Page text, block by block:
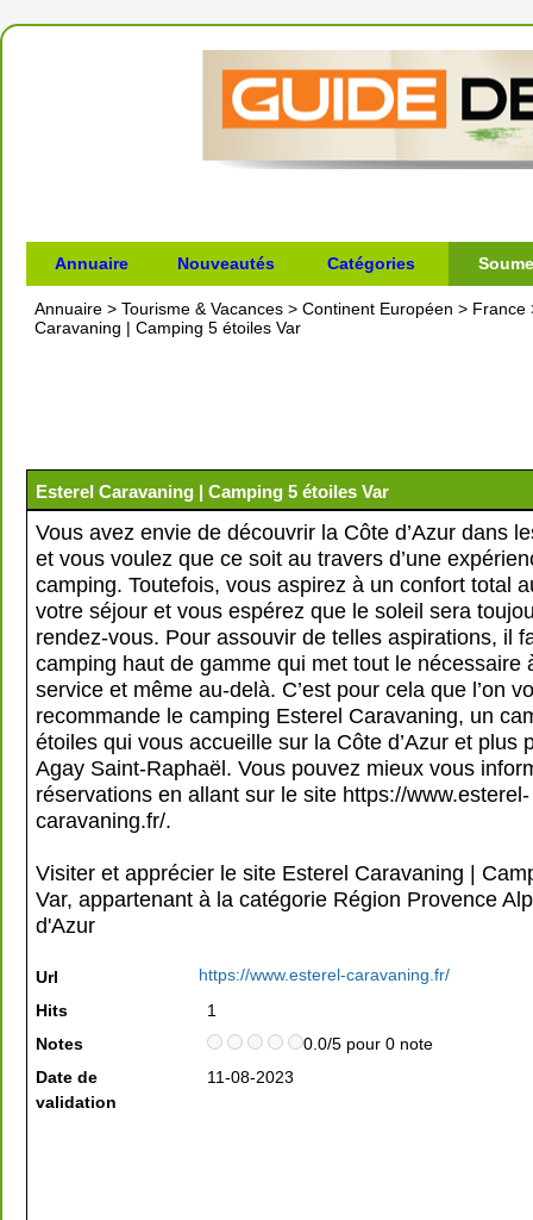
Annuaire Nouveautés Catégories
Annuaire > Tourisme & Vacances > Continent Européen > France
Caravaning | Camping 5 étoiles Var
Esterel Caravaning | Camping 5 étoiles Var
Vous avez envie de découvrir la Côte d’Azur dans
et vous voulez que ce soit au travers d’une
camping. Toutefois, vous aspirez à un confort total
votre séjour et vous espérez que le soleil sera
rendez-vous. Pour assouvir de telles aspirations, il
camping haut de gamme qui met tout le nécessaire
service et même au-delà. C’est pour cela que l’on
recommande le camping Esterel Caravaning, un
étoiles qui vous accueille sur la Côte d’Azur et plus
Agay Saint-Raphaël. Vous pouvez mieux vous
réservations en allant sur le site https://www.esterel-
caravaning.fr/.
Visiter et apprécier le site Esterel Caravaning |
Var, appartenant à la catégorie Région Provence
d'Azur
Url
https://www.esterel-caravaning.fr/
Hits
1
Notes
0.0/5 pour 0 note
Date de
validation
11-08-2023